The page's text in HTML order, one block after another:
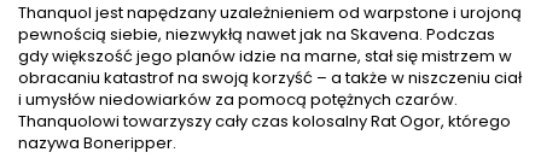
Thanquol jest napędzany uzależnieniem od warpstone i urojoną
pewnością siebie, niezwykłą nawet jak na Skavena. Podczas
gdy większość jego planów idzie na marne, stał się mistrzem w
obracaniu katastrof na swoją korzyść – a także w niszczeniu ciał
i umysłów niedowiarków za pomocą potężnych czarów.
Thanquolowi towarzyszy cały czas kolosalny Rat Ogor, którego
nazywa Boneripper.